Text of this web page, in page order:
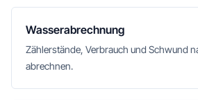
Wasserabrechnung
Zählerstände, Verbrauch und Schwund
abrechnen.